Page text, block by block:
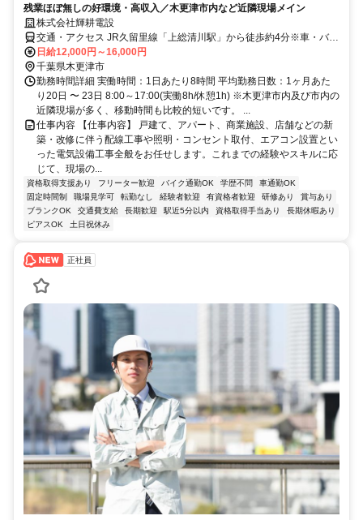
残業ほぼ無しの好環境・高収入／木更津市内など近隣現場メイン
株式会社輝耕電設
交通・アクセス JR久留里線「上総清川駅」から徒歩約4分※車・バイ
ク通勤OK
日給12,000円～16,000円
千葉県木更津市
勤務時間詳細 実働時間：1日あたり8時間 平均勤務日数：1ヶ月あた
り20日 〜 23日 8:00～17:00(実働8h/休憩1h) ※木更津市内及び市内の
近隣現場が多く、移動時間も比較的短いです。 ...
仕事内容 【仕事内容】 戸建て、アパート、商業施設、店舗などの新
築・改修に伴う配線工事や照明・コンセント取付、エアコン設置とい
った電気設備工事全般をお任せします。これまでの経験やスキルに応
じて、現場の...
資格取得支援あり フリーター歓迎 バイク通勤OK 学歴不問
車通勤OK
固定時間制
職場見学可 転勤なし 経験者歓迎 有資格者歓迎 研修あり
賞与あり
ブランクOK
交通費支給 長期歓迎 駅近5分以内 資格取得手当あり
長期休暇あり
ピアスOK
土日祝休み
正社員